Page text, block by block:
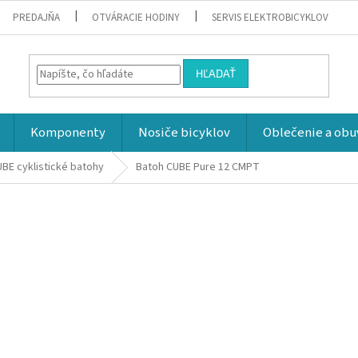
PREDAJŇA OTVÁRACIE HODINY SERVIS ELEKTROBICYKLOV
HĽADAŤ
Komponenty Nosiče bicyklov Oblečenie a
cyklistické batohy Batoh CUBE Pure 12 CMPT